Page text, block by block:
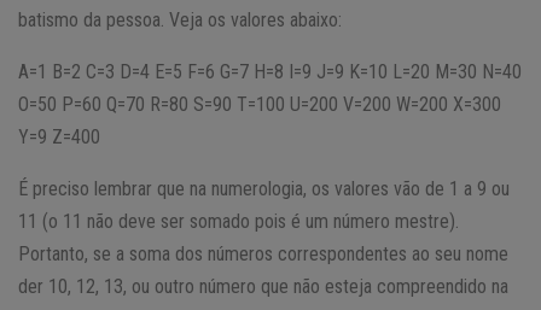
batismo da pessoa. Veja os valores abaixo:
A=1 B=2 C=3 D=4 E=5 F=6 G=7 H=8 I=9 J=9 K=10 L=20 M=30 N=40
O=50 P=60 Q=70 R=80 S=90 T=100 U=200 V=200 W=200 X=300
Y=9 Z=400
É preciso lembrar que na numerologia, os valores vão de 1 a 9 ou
11 (o 11 não deve ser somado pois é um número mestre).
Portanto, se a soma dos números correspondentes ao seu nome
der 10, 12, 13, ou outro número que não esteja compreendido na